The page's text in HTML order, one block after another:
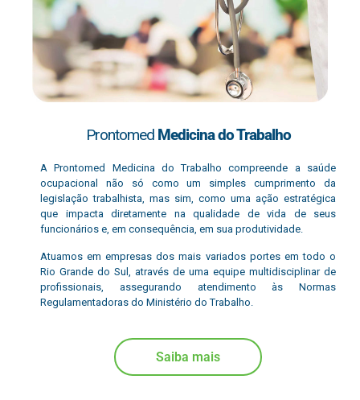
Prontomed Medicina do Trabalho
A Prontomed Medicina do Trabalho compreende a saúde
ocupacional não só como um simples cumprimento da
legislação trabalhista, mas sim, como uma ação estratégica
que impacta diretamente na qualidade de vida de seus
funcionários e, em consequência, em sua produtividade.
Atuamos em empresas dos mais variados portes em todo o
Rio Grande do Sul, através de uma equipe multidisciplinar de
profissionais, assegurando atendimento às Normas
Regulamentadoras do Ministério do Trabalho.
Saiba mais